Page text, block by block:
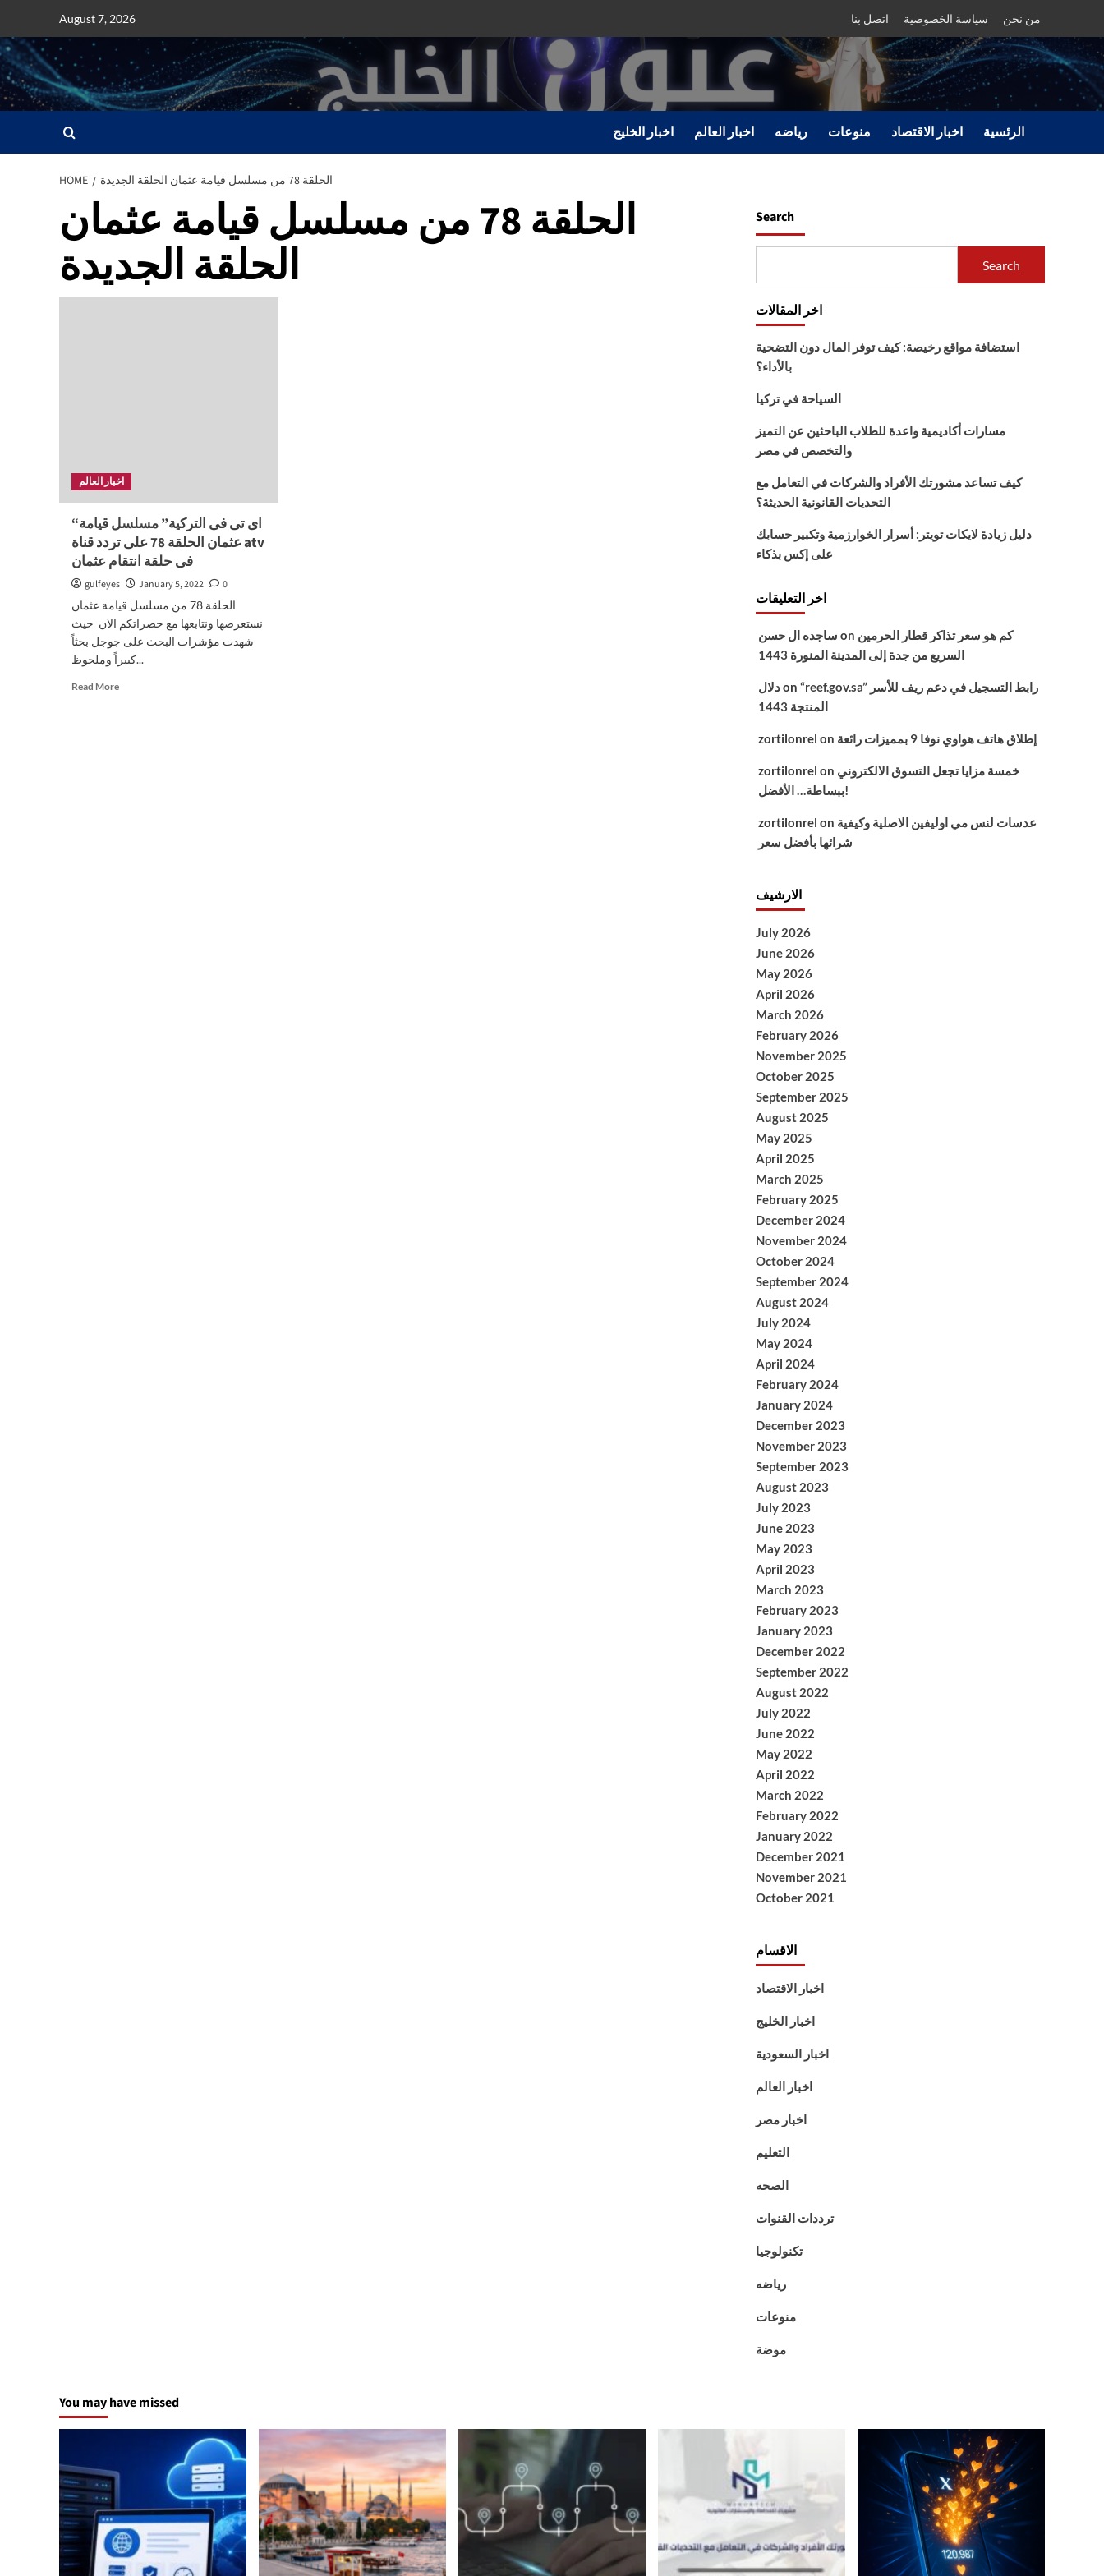
content
August 7, 2026 اتصل بنا سياسة الخصوصية من نحن
اخبار الخليج اخبار العالم رياضه منوعات اخبار الاقتصاد الرئسية
HOME الحلقة 78 من مسلسل قيامة عثمان الحلقة الجديدة
الحلقة 78 من مسلسل قيامة عثمان
الحلقة الجديدة
اخبار العالم
“اى تى فى التركية” مسلسل قيامة
عثمان الحلقة 78 على تردد قناة atv
فى حلقة انتقام عثمان
gulfeyes January 5, 2022
0
الحلقة 78 من مسلسل قيامة عثمان
نستعرضها ونتابعها مع حضراتكم الان حيث
شهدت مؤشرات البحث على جوجل بحثاً
كبيراً وملحوظ...
Read MoreRead
Search
Search
اخر المقالات
استضافة مواقع رخيصة: كيف توفر المال دون التضحية
بالأداء؟
السياحة في تركيا
مسارات أكاديمية واعدة للطلاب الباحثين عن التميز
والتخصص في مصر
كيف تساعد مشورتك الأفراد والشركات في التعامل مع
التحديات القانونية الحديثة؟
دليل زيادة لايكات تويتر: أسرار الخوارزمية وتكبير حسابك
على إكس بذكاء
اخر التعليقات
ساجده ال حسن on كم هو سعر تذاكر قطار الحرمين
السريع من جدة إلى المدينة المنورة 1443
دلالon “reef.gov.sa” رابط التسجيل في دعم ريف للأسر
المنتجة 1443
zortilonrel on إطلاق هاتف هواوي نوفا 9 بمميزات رائعة
zortilonrel on خمسة مزايا تجعل التسوق الالكتروني
ببساطة… الأفضل!
zortilonrel on عدسات لنس مي اوليفين الاصلية وكيفية
شرائها بأفضل سعر
الارشيف
July 2026
June 2026
May 2026
April 2026
March 2026
February 2026
November 2025
October 2025
September 2025
August 2025
May 2025
April 2025
March 2025
February 2025
December 2024
November 2024
October 2024
September 2024
August 2024
July 2024
May 2024
April 2024
February 2024
January 2024
December 2023
November 2023
September 2023
August 2023
July 2023
June 2023
May 2023
April 2023
March 2023
February 2023
January 2023
December 2022
September 2022
August 2022
July 2022
June 2022
May 2022
April 2022
March 2022
February 2022
January 2022
December 2021
November 2021
October 2021
الاقسام
اخبار الاقتصاد
اخبار الخليج
اخبار السعودية
اخبار العالم
اخبار مصر
التعليم
الصحه
ترددات القنوات
تكنولوجيا
رياضه
منوعات
موضة
You may have missed